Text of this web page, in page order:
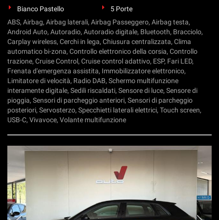
Bianco Pastello
5 Porte
ABS, Airbag, Airbag laterali, Airbag Passeggero, Airbag testa,
Android Auto, Autoradio, Autoradio digitale, Bluetooth, Bracciolo,
Carplay wireless, Cerchi in lega, Chiusura centralizzata, Clima
automatico bi-zona, Controllo elettronico della corsia, Controllo
trazione, Cruise Control, Cruise control adattivo, ESP, Fari LED,
Frenata d'emergenza assistita, Immobilizzatore elettronico,
Limitatore di velocità, Radio DAB, Schermo multifunzione
interamente digitale, Sedili riscaldati, Sensore di luce, Sensore di
pioggia, Sensori di parcheggio anteriori, Sensori di parcheggio
posteriori, Servosterzo, Specchietti laterali elettrici, Touch screen,
USB-C, Vivavoce, Volante multifunzione